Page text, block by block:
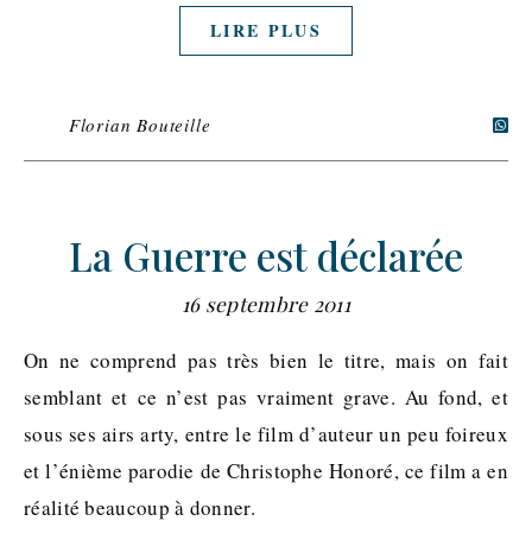
LIRE PLUS
Florian Bouteille
La Guerre est déclarée
16 septembre 2011
On ne comprend pas très bien le titre, mais on fait
semblant et ce n’est pas vraiment grave. Au fond, et
sous ses airs arty, entre le film d’auteur un peu foireux
et l’énième parodie de Christophe Honoré, ce film a en
réalité beaucoup à donner.